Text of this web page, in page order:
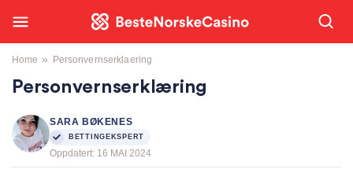
Home » Personvernserklaering
Personvernserklæring
SARA BØKENES
BETTINGEKSPERT
Oppdatert: 16 MAI 2024